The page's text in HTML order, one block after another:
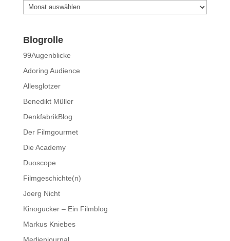
Archiv
Blogrolle
99Augenblicke
Adoring Audience
Allesglotzer
Benedikt Müller
DenkfabrikBlog
Der Filmgourmet
Die Academy
Duoscope
Filmgeschichte(n)
Joerg Nicht
Kinogucker – Ein Filmblog
Markus Kniebes